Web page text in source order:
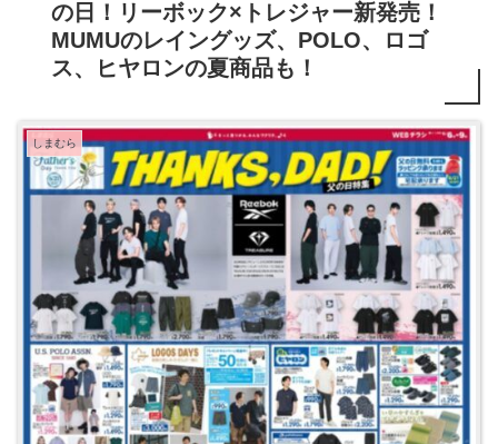
の日！リーボック×トレジャー新発売！
MUMUのレイングッズ、POLO、ロゴ
ス、ヒヤロンの夏商品も！
しまむら